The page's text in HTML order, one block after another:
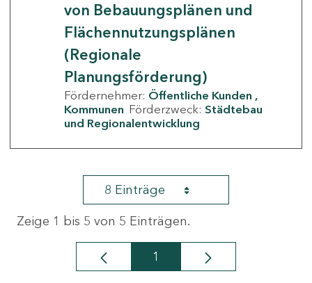
von Bebauungsplänen und
Flächennutzungsplänen
(Regionale
Planungsförderung)
Fördernehmer: Öffentliche Kunden
Kommunen Förderzweck: Städtebau
und Regionalentwicklung
8 Einträge
Zeige 1 bis 5 von 5 Einträgen.
Seite
1